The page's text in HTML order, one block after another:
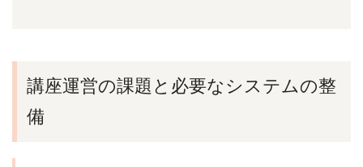
講座運営の課題と必要なシステムの整
備